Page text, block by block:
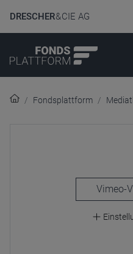
DRESCHER& CIE AG
Fondsplattform